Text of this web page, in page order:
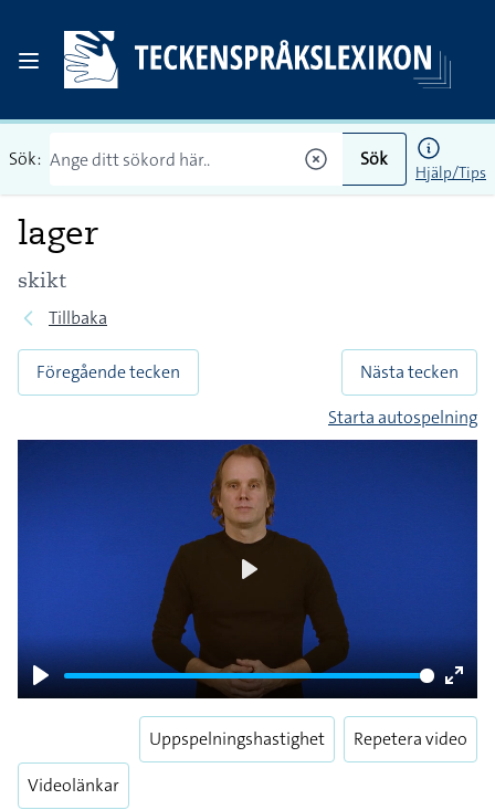
Sök: Sök
Hjälp/Tips
lager
skikt
Tillbaka
Föregående tecken
Nästa tecken
Starta autospelning
Play
Enter
Videolänkar
Uppspelningshastighet Repetera video